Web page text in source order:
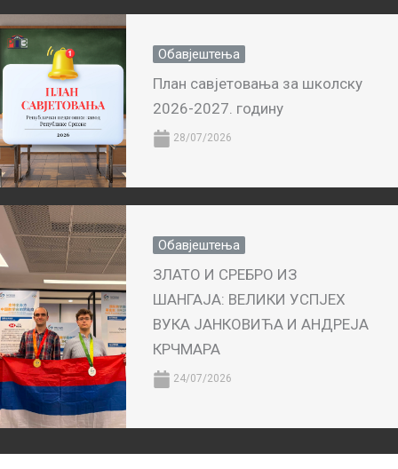
Обавјештења
План савјетовања за школску
2026-2027. годину
28/07/2026
Обавјештења
ЗЛАТО И СРЕБРО ИЗ
ШАНГАЈА: ВЕЛИКИ УСПЈЕХ
ВУКА ЈАНКОВИЋА И АНДРЕЈА
КРЧМАРА
24/07/2026